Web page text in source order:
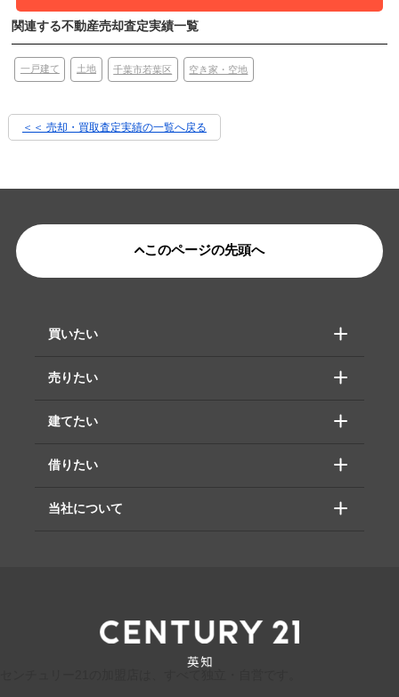
関連する不動産売却査定実績一覧
一戸建て 土地 千葉市若葉区 空き家・空地
＜＜ 売却・買取査定実績の一覧へ戻る
このページの先頭へ
買いたい
売りたい
建てたい
借りたい
当社について